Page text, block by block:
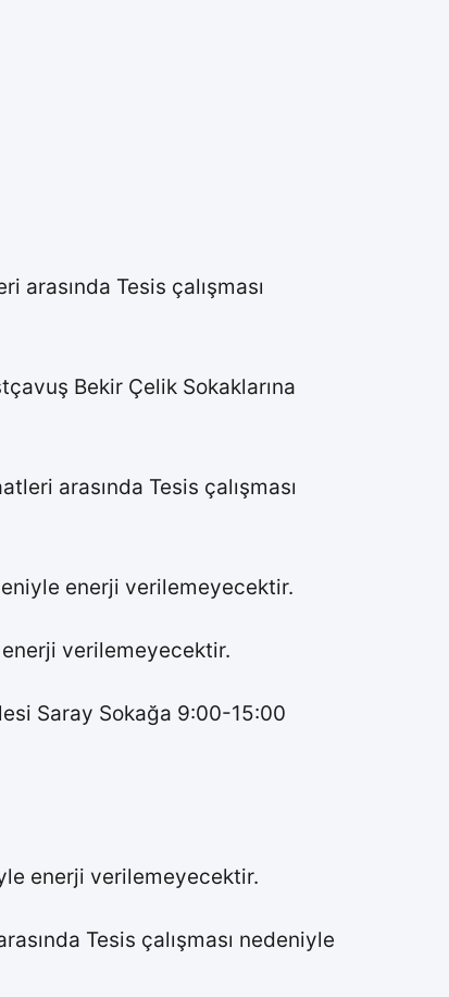
arasında Tesis çalışması
Bekir Çelik Sokaklarına
arasında Tesis çalışması
enerji verilemeyecektir.
enerji verilemeyecektir.
Saray Sokağa 9:00-15:00
enerji verilemeyecektir.
Tesis çalışması nedeniyle